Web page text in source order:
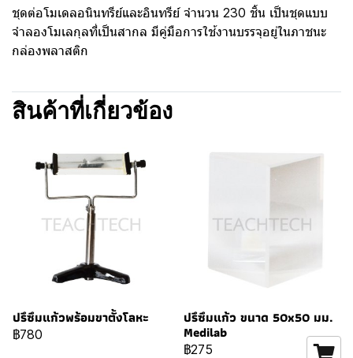
ชุดต่อโมเดลอนินทรีย์และอินทรีย์ จำนวน 230 ชิ้น เป็นชุดแบบ
จำลองโมเลกุลที่เป็นสากล มีคู่มือการใช้งานบรรจุอยู่ในภาชนะ
กล่องพลาสติก
สินค้าที่เกี่ยวข้อง
ปรึซึมแก้วพร้อมขาตั้งโลหะ
฿780
ปรึซึมแก้ว ขนาด 50x50 มม.
Medilab
฿275